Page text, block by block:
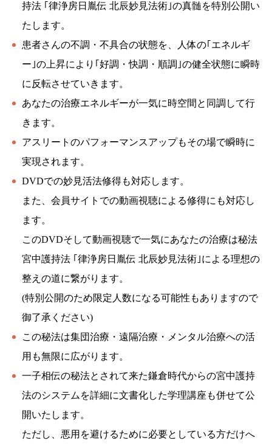
持法 ｢律浄房日胤伝 北辰妙見法術｣の真髄を特別公開い
たします。
患者さんの不調・不具合の状態を、人体の｢エネルギ
ー｣の上昇により｢好調・快調・順調｣の健全状態に瞬時
に反転させていきます。
あなたの治療エネルギーが一気に時空間と同調して行
きます。
アスリートのパフォーマンスアップもその場で瞬時に
実現されます。
DVDでの妙見活法修得も対応します。
また、会員サイトでの動画視聴による修得にも対応し
ます。
このDVDそして動画視聴で一気にあなたの治療は秘法
宮中護持法 ｢律浄房日胤伝 北辰妙見法術｣による理想の
整えの道に繋がります。
(特別公開のため限定人数になる可能性もありますので
御了承ください)
この秘法は集団治療・遠隔治療・メンタル治療への活
用も無限に広がります。
一子相伝の秘法とされて来た鎌倉時代からの宮中護持
法のシステムを詳細に文書化した学理講座も併せて公
開いたします。
ただし、悪用を避けるために必要としている方だけへ